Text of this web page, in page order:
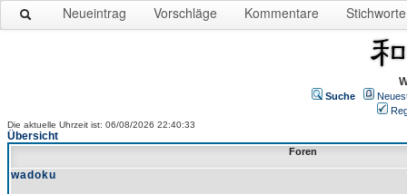
Neueintrag Vorschläge Kommentare Stichworte
Suche
Die aktuelle Uhrzeit ist: 06/08/2026 22:40:33
Übersicht
Foren
wadoku